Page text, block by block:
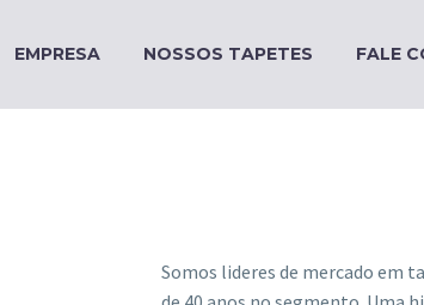
EMPRESA NOSSOS TAPETES FALE
Somos lideres de mercado em